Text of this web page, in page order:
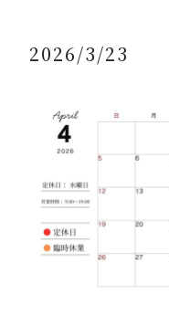
2026/3/23